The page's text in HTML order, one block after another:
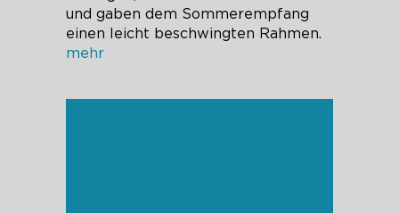
und gaben dem Sommerempfang
einen leicht beschwingten Rahmen.
mehr